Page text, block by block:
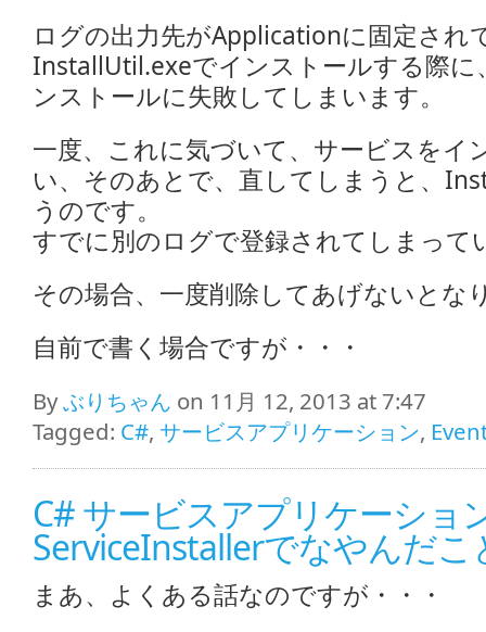
ログの出力先がApplicationに固定され
InstallUtil.exeでインストールする際
ンストールに失敗してしまいます。
一度、これに気づいて、サービスをイ
い、そのあとで、直してしまうと、
うのです。
すでに別のログで登録されてしまって
その場合、一度削除してあげないとな
自前で書く場合ですが・・・
Byぶりちゃん on 11月 12, 2013 at 7:47
Tagged: C#, サービスアプリケーション,
C# サービスアプリケーショ
ServiceInstallerでなやんだこ
まあ、よくある話なのですが・・・